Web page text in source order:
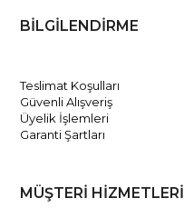
BİLGİLENDİRME
Teslimat Koşulları
Güvenli Alışveriş
Üyelik İşlemleri
Garanti Şartları
MÜŞTERİ HİZMETLERİ